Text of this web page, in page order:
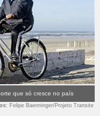
que só cresce no país
: Felipe Baenninger/Projeto Transite